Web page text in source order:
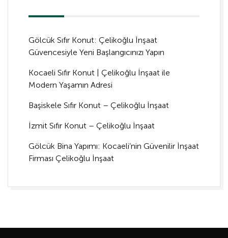
Gölcük Sıfır Konut: Çelikoğlu İnşaat
Güvencesiyle Yeni Başlangıcınızı Yapın
Kocaeli Sıfır Konut | Çelikoğlu İnşaat ile
Modern Yaşamın Adresi
Başiskele Sıfır Konut – Çelikoğlu İnşaat
İzmit Sıfır Konut – Çelikoğlu İnşaat
Gölcük Bina Yapımı: Kocaeli’nin Güvenilir İnşaat
Firması Çelikoğlu İnşaat